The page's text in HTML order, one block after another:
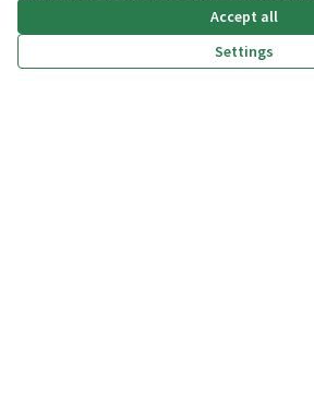
Accept all
Settings